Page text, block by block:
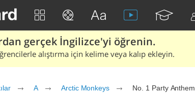
gerçek İngilizce'yi öğrenin.
alıştırma için kelime veya kalıp ekleyin.
A Arctic Monkeys No. 1 Party Anthem